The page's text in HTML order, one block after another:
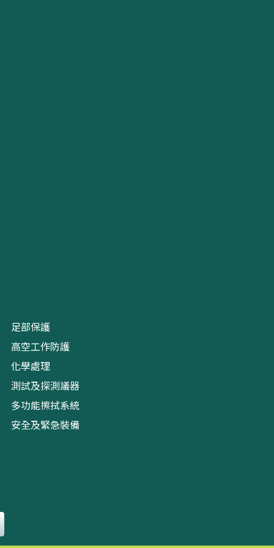
足部保護
高空工作防護
化學處理
測試及探測議器
多功能擦拭系統
安全及緊急裝備